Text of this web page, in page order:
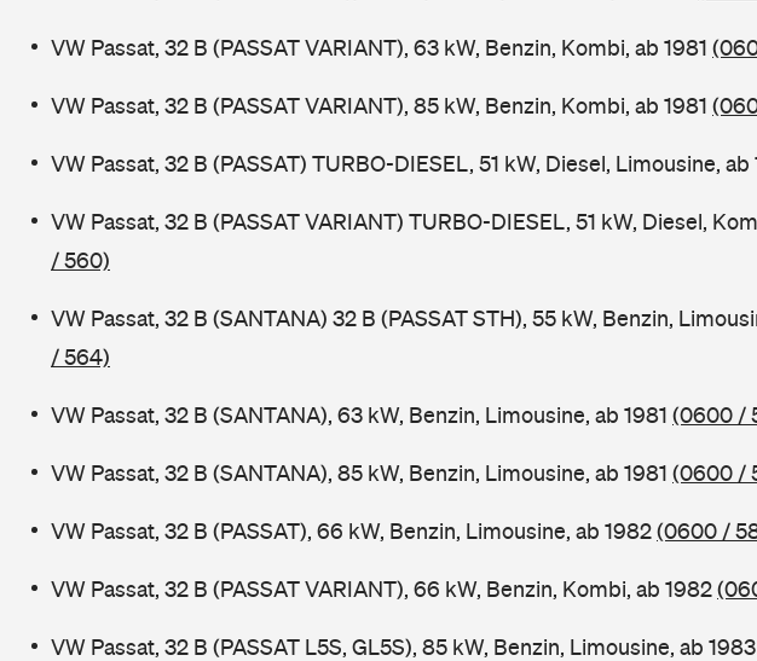
VW Passat, 32 B (PASSAT VARIANT), 63 kW, Benzin, Kombi, ab 1981
VW Passat, 32 B (PASSAT VARIANT), 85 kW, Benzin, Kombi, ab 1981
VW Passat, 32 B (PASSAT) TURBO-DIESEL, 51 kW, Diesel, Limousine, ab
VW Passat, 32 B (PASSAT VARIANT) TURBO-DIESEL, 51 kW, Diesel,
/ 560)
VW Passat, 32 B (SANTANA) 32 B (PASSAT STH), 55 kW, Benzin,
/ 564)
VW Passat, 32 B (SANTANA), 63 kW, Benzin, Limousine, ab 1981 (0600 /
VW Passat, 32 B (SANTANA), 85 kW, Benzin, Limousine, ab 1981 (0600 /
VW Passat, 32 B (PASSAT), 66 kW, Benzin, Limousine, ab 1982(0600 /
VW Passat, 32 B (PASSAT VARIANT), 66 kW, Benzin, Kombi, ab 1982
VW Passat, 32 B (PASSAT L5S, GL5S), 85 kW, Benzin, Limousine, ab 1983